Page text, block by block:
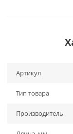
Артикул
Тип товара
Производитель